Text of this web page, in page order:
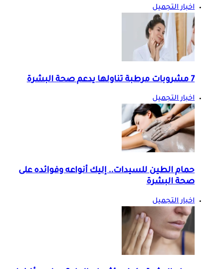
اخبار التجميل
7 مشروبات مرطبة تناولها يدعم صحة البشرة
اخبار التجميل
حمام الطين للسيدات.. إليك أنواعه وفوائده على
صحة البشرة
اخبار التجميل